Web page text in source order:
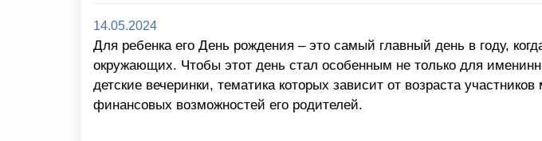
14.05.2024
Для ребенка его День рождения – это самый главный день в году,
окружающих. Чтобы этот день стал особенным не только для
детские вечеринки, тематика которых зависит от возраста
финансовых возможностей его родителей.